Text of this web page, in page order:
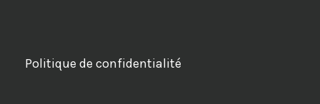
Politique de confidentialité